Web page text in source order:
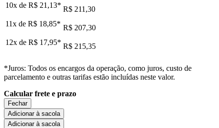
10x de R$ 21,13* R$ 211,30
11x de R$ 18,85* R$ 207,30
12x de R$ 17,95* R$ 215,35
*Juros: Todos os encargos da operação, como juros, custo de
parcelamento e outras tarifas estão incluídas neste valor.
Calcular frete e prazo
Fechar
Adicionar à sacola
Adicionar à sacola